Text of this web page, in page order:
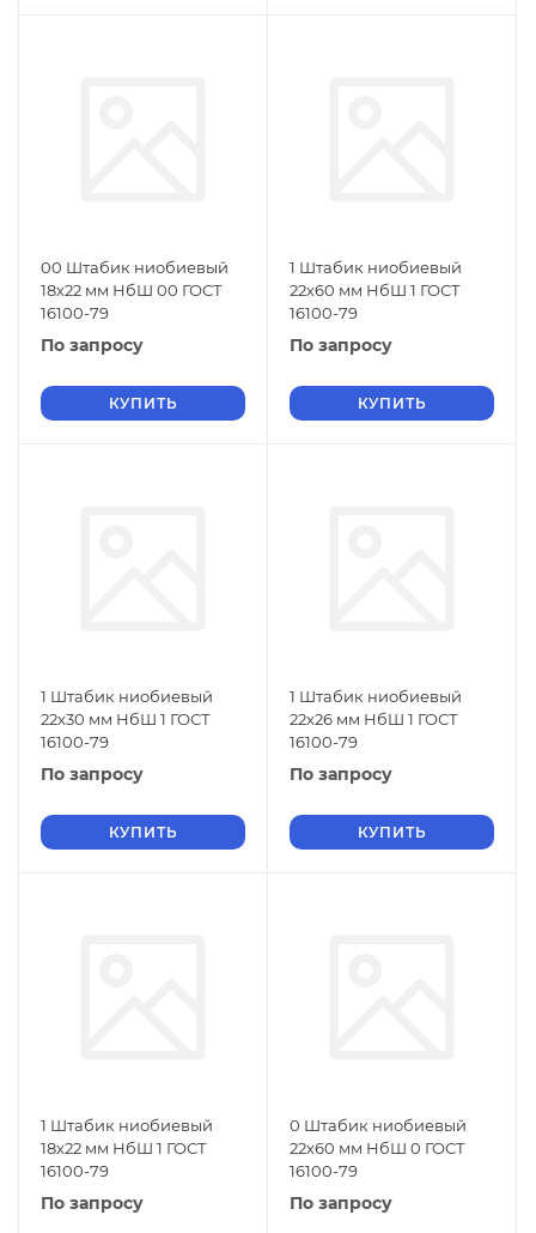
00 Штабик ниобиевый
18х22 мм НбШ 00 ГОСТ
16100-79
По запросу
КУПИТЬ
1 Штабик ниобиевый
22х60 мм НбШ 1 ГОСТ
16100-79
По запросу
КУПИТЬ
1 Штабик ниобиевый
22х30 мм НбШ 1 ГОСТ
16100-79
По запросу
КУПИТЬ
1 Штабик ниобиевый
22х26 мм НбШ 1 ГОСТ
16100-79
По запросу
КУПИТЬ
1 Штабик ниобиевый
18х22 мм НбШ 1 ГОСТ
16100-79
По запросу
0 Штабик ниобиевый
22х60 мм НбШ 0 ГОСТ
16100-79
По запросу